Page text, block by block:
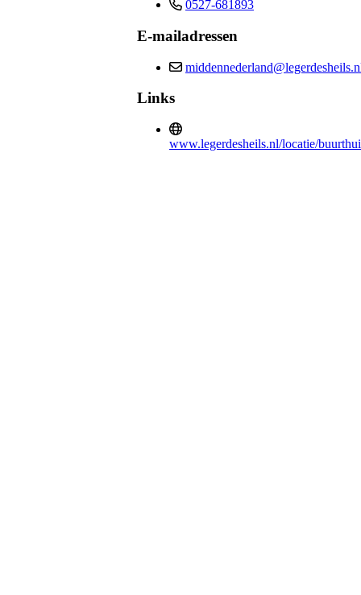
0527-681893
E-mailadressen
Links
www.legerdesheils.nl/locatie/